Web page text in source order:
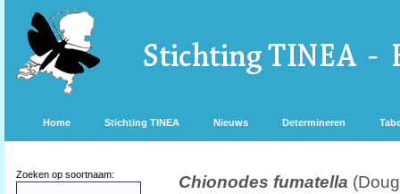
Home Stichting TINEA Nieuws Determineren
Zoeken op soortnaam: Chionodes fumatella